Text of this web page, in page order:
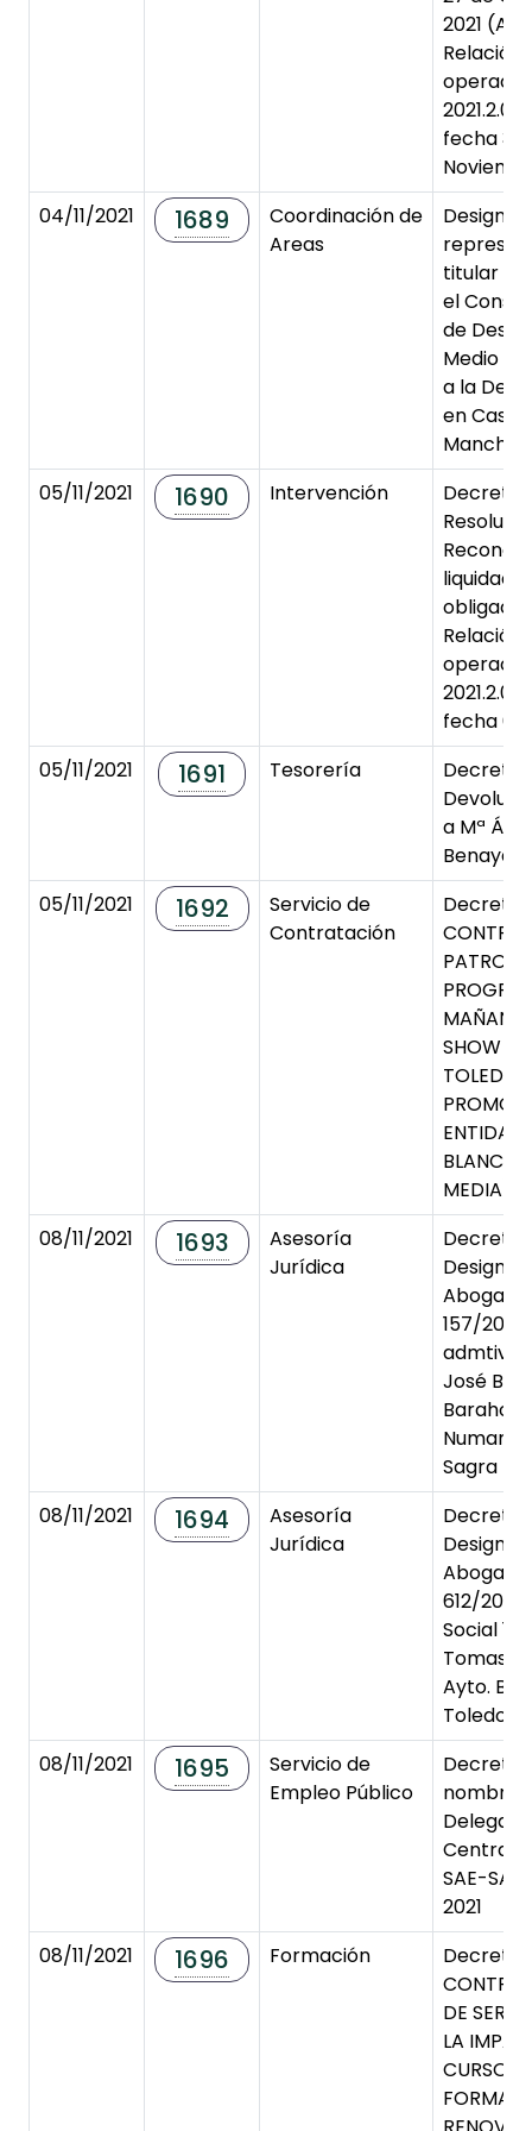
2021
Relación
fecha 3
04/11/2021
1689
Coordinación de
Areas
titular y
el
de
Medio
a la
en
Mancha.
05/11/2021
1690 Intervención
Decreto
Relación
fecha
05/11/2021
1691 Tesorería
Decreto
a Mª
Benayas
05/11/2021
1692
Servicio de
Contratación
Decreto
SHOW
TOLEDO
ENTIDAD
BLANCA,
MEDIA).
08/11/2021
1693
Asesoría
Jurídica
Decreto
Abogado
157/
admtivo.
José
Sagra
08/11/2021
1694
Asesoría
Jurídica
Decreto
Abogado
612/
Social 1
Tomasa
Ayto.
Toledo
08/11/2021
1695
Servicio de
Empleo Público
Decreto
Central
SAE-
2021
08/11/2021
1696 Formación
Decreto
DE
LA
CURSO